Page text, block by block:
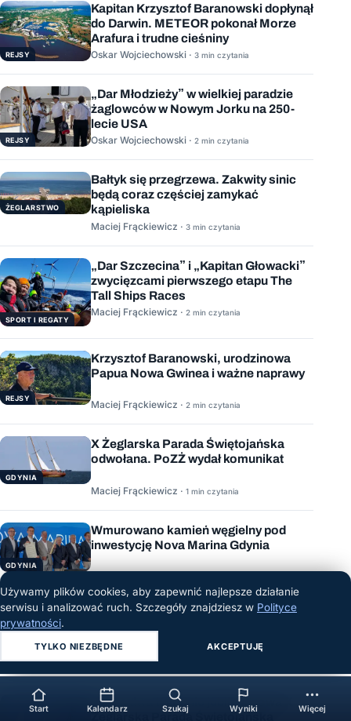
REJSY
Kapitan Krzysztof Baranowski dopłynął
do Darwin. METEOR pokonał Morze
Arafura i trudne cieśniny
Oskar Wojciechowski · 3 min czytania
REJSY
„Dar Młodzieży” w wielkiej paradzie
żaglowców w Nowym Jorku na 250-
lecie USA
Oskar Wojciechowski · 2 min czytania
ŻEGLARSTWO
Bałtyk się przegrzewa. Zakwity sinic
będą coraz częściej zamykać
kąpieliska
Maciej Frąckiewicz · 3 min czytania
SPORT I REGATY
„Dar Szczecina” i „Kapitan Głowacki”
zwycięzcami pierwszego etapu The
Tall Ships Races
Maciej Frąckiewicz · 2 min czytania
REJSY
Krzysztof Baranowski, urodzinowa
Papua Nowa Gwinea i ważne naprawy
Maciej Frąckiewicz · 2 min czytania
GDYNIA
X Żeglarska Parada Świętojańska
odwołana. PoZŻ wydał komunikat
Maciej Frąckiewicz · 1 min czytania
GDYNIA
Wmurowano kamień węgielny pod
inwestycję Nova Marina Gdynia
Szykuje się wyjątkowy koncert na
wodzie, czyli szanty na pokładzie
„Chopina”
Maciej Frąckiewicz ·
Już za dwa tygodnie jubileuszowa X
Żeglarska Parada Świętojańska
Używamy plików cookies, aby zapewnić najlepsze działanie
serwisu i analizować ruch. Szczegóły znajdziesz w Polityce
prywatności.
TYLKO NIEZBĘDNE AKCEPTUJĘ
Start Kalendarz Szukaj Wyniki Więcej